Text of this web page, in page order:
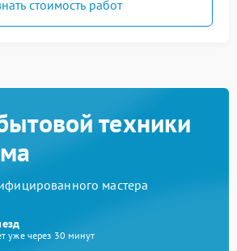
стоимость работ
техники
мастера
уже через 30 минут